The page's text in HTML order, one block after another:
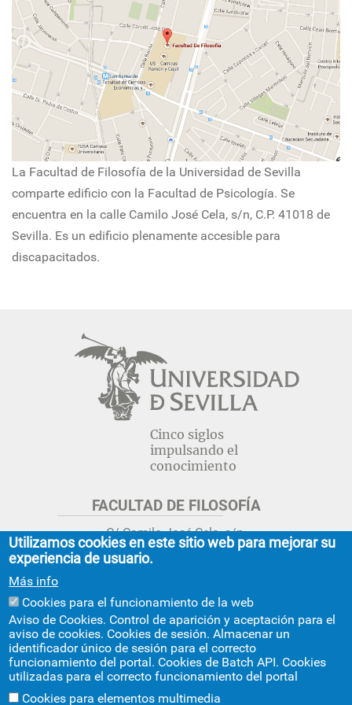
La Facultad de Filosofía de la Universidad de Sevilla
comparte edificio con la Facultad de Psicología. Se
encuentra en la calle Camilo José Cela, s/n, C.P. 41018 de
Sevilla. Es un edificio plenamente accesible para
discapacitados.
Cinco siglos
impulsando el
conocimiento
FACULTAD DE FILOSOFÍA
C/ Camilo José Cela, s/n.
Sevilla 41018.
adminfil@us.es
+info
GRADO ESTUDIOS ASIA ORIENTAL
Avda. Ciudad Jardín, 20-222
Centro Internacional de la US
asiaoriental@us.es
954 55 17 40
Utilizamos cookies en este sitio web para mejorar su
experiencia de usuario.
Más info
Cookies para el funcionamiento de la web
Aviso de Cookies. Control de aparición y aceptación para el
aviso de cookies. Cookies de sesión. Almacenar un
identificador único de sesión para el correcto
funcionamiento del portal. Cookies de Batch API. Cookies
utilizadas para el correcto funcionamiento del portal
Cookies para elementos multimedia